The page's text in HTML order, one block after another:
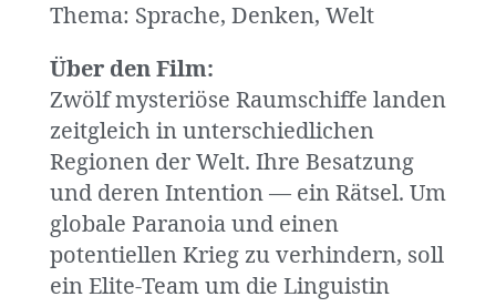
Thema: Sprache, Denken, Welt
Über den Film:
Zwölf mysteriöse Raumschiffe landen
zeitgleich in unterschiedlichen
Regionen der Welt. Ihre Besatzung
und deren Intention — ein Rätsel. Um
globale Paranoia und einen
potentiellen Krieg zu verhindern, soll
ein Elite-Team um die Linguistin